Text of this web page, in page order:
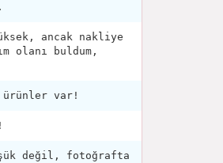
ancak nakliye
olanı buldum,
ürünler var!
değil, fotoğrafta